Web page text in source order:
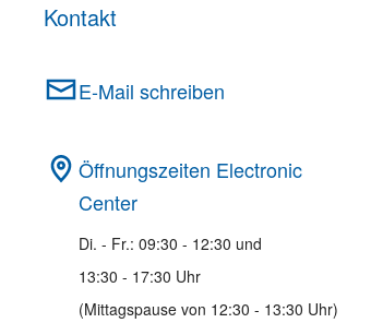
Kontakt
E-Mail schreiben
Öffnungszeiten Electronic
Center
Di. - Fr.: 09:30 - 12:30 und
13:30 - 17:30 Uhr
(Mittagspause von 12:30 - 13:30 Uhr)